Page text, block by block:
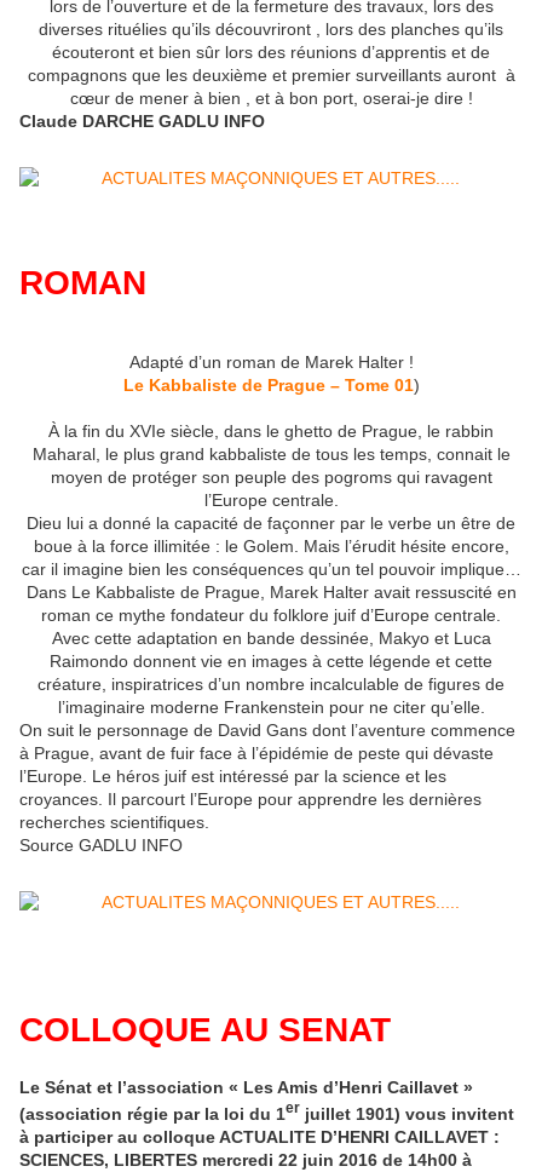
lors de l’ouverture et de la fermeture des travaux, lors des
diverses rituélies qu’ils découvriront , lors des planches qu’ils
écouteront et bien sûr lors des réunions d’apprentis et de
compagnons que les deuxième et premier surveillants auront à
cœur de mener à bien , et à bon port, oserai-je dire !
Claude DARCHE GADLU INFO
ROMAN
Adapté d’un roman de Marek Halter !
Le Kabbaliste de Prague – Tome 01)
À la fin du XVIe siècle, dans le ghetto de Prague, le rabbin
Maharal, le plus grand kabbaliste de tous les temps, connait le
moyen de protéger son peuple des pogroms qui ravagent
l’Europe centrale.
Dieu lui a donné la capacité de façonner par le verbe un être de
boue à la force illimitée : le Golem. Mais l’érudit hésite encore,
car il imagine bien les conséquences qu’un tel pouvoir implique…
Dans Le Kabbaliste de Prague, Marek Halter avait ressuscité en
roman ce mythe fondateur du folklore juif d’Europe centrale.
Avec cette adaptation en bande dessinée, Makyo et Luca
Raimondo donnent vie en images à cette légende et cette
créature, inspiratrices d’un nombre incalculable de figures de
l’imaginaire moderne Frankenstein pour ne citer qu’elle.
On suit le personnage de David Gans dont l’aventure commence
à Prague, avant de fuir face à l’épidémie de peste qui dévaste
l’Europe. Le héros juif est intéressé par la science et les
croyances. Il parcourt l’Europe pour apprendre les dernières
recherches scientifiques.
Source GADLU INFO
COLLOQUE AU SENAT
Le Sénat et l’association « Les Amis d’Henri Caillavet »
(association régie par la loi du 1er juillet 1901) vous invitent
à participer au colloque ACTUALITE D’HENRI CAILLAVET :
SCIENCES, LIBERTES mercredi 22 juin 2016 de 14h00 à